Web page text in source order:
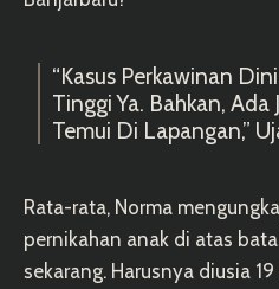
“Kasus Perkawinan
Tinggi Ya. Bahkan, Ada
Temui Di Lapangan,”
Rata-rata, Norma
pernikahan anak di atas
sekarang. Harusnya diusia